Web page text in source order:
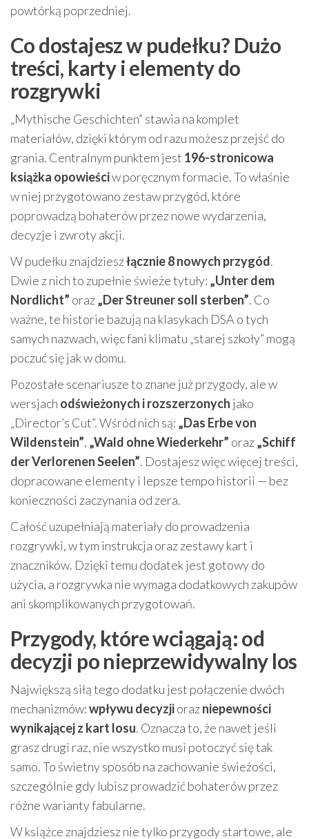
powtórką poprzedniej.
Co dostajesz w pudełku? Dużo
treści, karty i elementy do
rozgrywki
„Mythische Geschichten” stawia na komplet
materiałów, dzięki którym od razu możesz przejść do
grania. Centralnym punktem jest 196-stronicowa
książka opowieściw poręcznym formacie. To właśnie
w niej przygotowano zestaw przygód, które
poprowadzą bohaterów przez nowe wydarzenia,
decyzje i zwroty akcji.
W pudełku znajdzieszłącznie 8 nowych przygód.
Dwie z nich to zupełnie świeże tytuły: „Unter dem
Nordlicht” oraz„Der Streuner soll sterben”. Co
ważne, te historie bazują na klasykach DSA o tych
samych nazwach, więc fani klimatu „starej szkoły” mogą
poczuć się jak w domu.
Pozostałe scenariusze to znane już przygody, ale w
wersjach odświeżonych i rozszerzonych jako
„Director’s Cut”. Wśród nich są: „Das Erbe von
Wildenstein”, „Wald ohne Wiederkehr” oraz„Schiff
der Verlorenen Seelen”. Dostajesz więc więcej treści,
dopracowane elementy i lepsze tempo historii — bez
konieczności zaczynania od zera.
Całość uzupełniają materiały do prowadzenia
rozgrywki, w tym instrukcja oraz zestawy kart i
znaczników. Dzięki temu dodatek jest gotowy do
użycia, a rozgrywka nie wymaga dodatkowych zakupów
ani skomplikowanych przygotowań.
Przygody, które wciągają: od
decyzji po nieprzewidywalny los
Największą siłą tego dodatku jest połączenie dwóch
mechanizmów:wpływu decyzjiorazniepewności
wynikającej z kart losu. Oznacza to, że nawet jeśli
grasz drugi raz, nie wszystko musi potoczyć się tak
samo. To świetny sposób na zachowanie świeżości,
szczególnie gdy lubisz prowadzić bohaterów przez
różne warianty fabularne.
W książce znajdziesz nie tylko przygody startowe, ale